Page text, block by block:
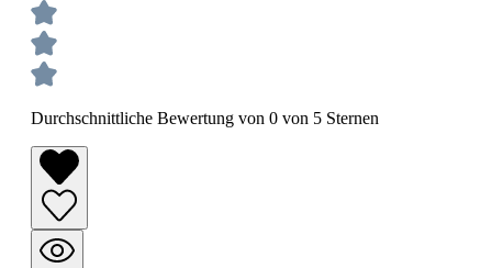
Durchschnittliche Bewertung von 0 von 5 Sternen